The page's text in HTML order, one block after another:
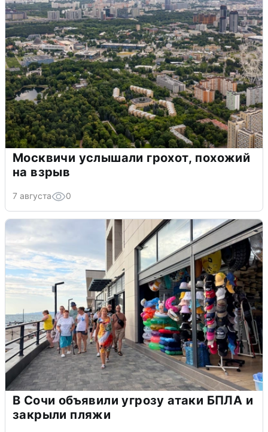
Москвичи услышали грохот, похожий
на взрыв
7 августа 0
В Сочи объявили угрозу атаки БПЛА и
закрыли пляжи